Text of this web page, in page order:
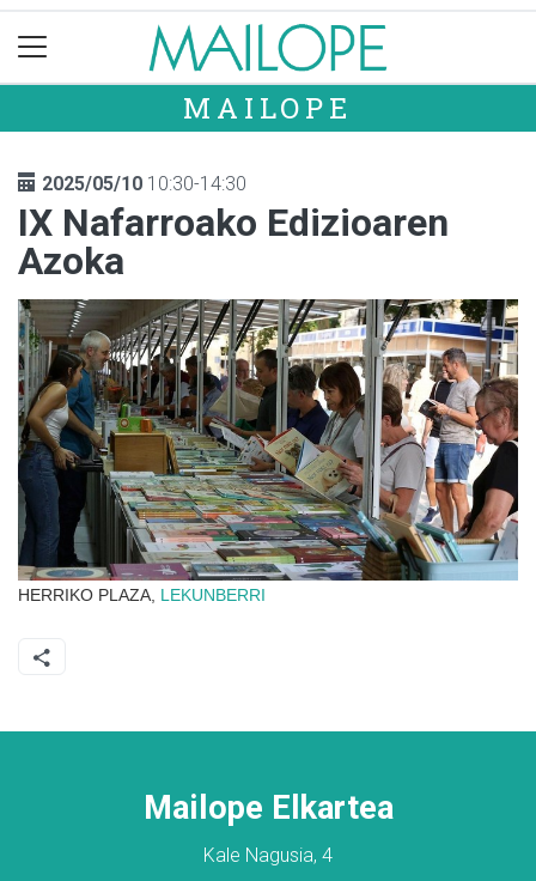
MAILOPE
2025/05/10 10:30-14:30
IX Nafarroako Edizioaren
Azoka
HERRIKO PLAZA, LEKUNBERRI
Mailope Elkartea
Kale Nagusia, 4